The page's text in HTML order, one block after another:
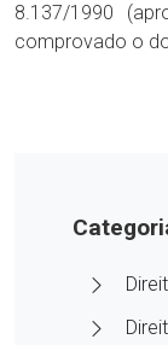
8.137/1990
comprovado o